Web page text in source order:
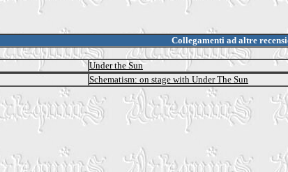
Collegamenti ad altre
Under the Sun
Schematism: on stage with Under The Sun